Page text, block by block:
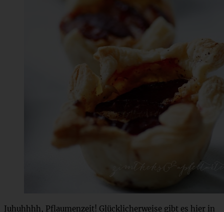
Juhuhhhh, Pflaumenzeit! Glücklicherweise gibt es hier in